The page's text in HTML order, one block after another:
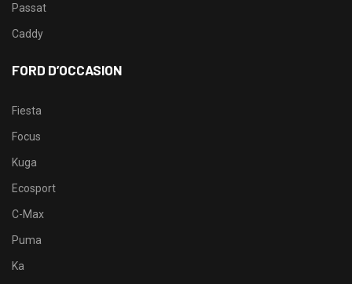
Passat
Caddy
FORD D’OCCASION
Fiesta
Focus
Kuga
Ecosport
C-Max
Puma
Ka